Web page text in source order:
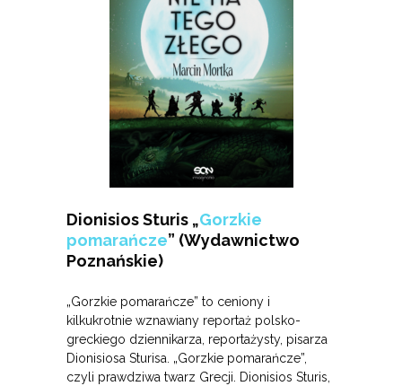
Dionisios Sturis „Gorzkie
pomarańcze” (Wydawnictwo
Poznańskie)
„Gorzkie pomarańcze” to ceniony i
kilkukrotnie wznawiany reportaż polsko-
greckiego dziennikarza, reportażysty, pisarza
Dionisiosa Sturisa. „Gorzkie pomarańcze”,
czyli prawdziwa twarz Grecji. Dionisios Sturis,